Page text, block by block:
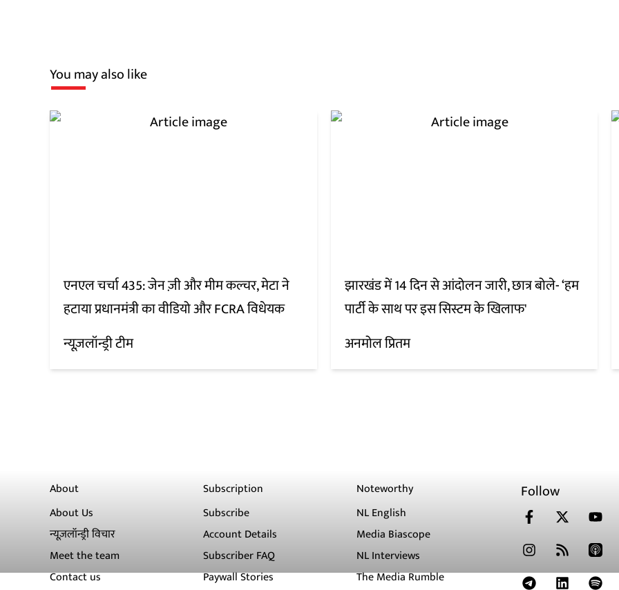
You may also like
एनएल चर्चा 435: जेन ज़ी और मीम कल्चर, मेटा ने
हटाया प्रधानमंत्री का वीडियो और FCRA विधेयक
न्यूज़लॉन्ड्री टीम
झारखंड में 14 दिन से आंदोलन जारी, छात्र बोले- ‘हम
पार्टी के साथ पर इस सिस्टम के खिलाफ'
अनमोल प्रितम
About
About Us
न्यूज़लॉन्ड्री विचार
Meet the team
Contact us
Subscription
Subscribe
Account Details
Subscriber FAQ
Paywall Stories
Noteworthy
NL English
Media Biascope
NL Interviews
The Media Rumble
Follow